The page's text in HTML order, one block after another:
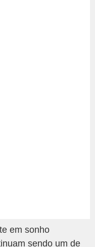
em sonho
sendo um de